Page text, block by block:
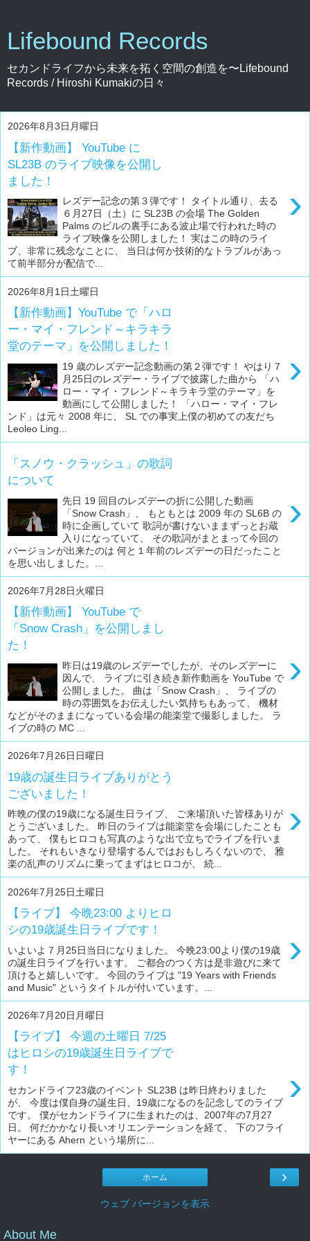
Lifebound Records
セカンドライフから未来を拓く空間の創造を〜Lifebound
Records / Hiroshi Kumakiの日々
2026年8月3日月曜日
【新作動画】 YouTube に
SL23B のライブ映像を公開し
ました！
›
レズデー記念の第３弾です！ タイトル通り、去る
６月27日（土）に SL23B の会場 The Golden
Palms のビルの裏手にある波止場で行われた時の
ライブ映像を公開しました！ 実はこの時のライ
ブ、非常に残念なことに、 当日は何か技術的なトラブルがあっ
て前半部分が配信で...
2026年8月1日土曜日
【新作動画】YouTube で「ハロ
ー・マイ・フレンド～キラキラ
堂のテーマ」を公開しました！
›
19 歳のレズデー記念動画の第２弾です！ やはり７
月25日のレズデー・ライブで披露した曲から 「ハ
ロー・マイ・フレンド～キラキラ堂のテーマ」を
動画にして公開しました！ 「ハロー・マイ・フレ
ンド」は元々 2008 年に、 SL での事実上僕の初めての友だち
Leoleo Ling...
「スノウ・クラッシュ」の歌詞
について
›
先日 19 回目のレズデーの折に公開した動画
「Snow Crash」、 もともとは 2009 年の SL6B の
時に企画していて 歌詞が書けないままずっとお蔵
入りになっていて、 その歌詞がまとまって今回の
バージョンが出来たのは 何と１年前のレズデーの日だったこと
を思い出しました。...
2026年7月28日火曜日
【新作動画】 YouTube で
「Snow Crash」を公開しまし
た！
›
昨日は19歳のレズデーでしたが、そのレズデーに
因んで、 ライブに引き続き新作動画を YouTube で
公開しました。 曲は「Snow Crash」、 ライブの
時の雰囲気をお伝えしたい気持ちもあって、 機材
などがそのままになっている会場の能楽堂で撮影しました。 ラ
イブの時の MC ...
2026年7月26日日曜日
19歳の誕生日ライブありがとう
ございました！
›
昨晩の僕の19歳になる誕生日ライブ、 ご来場頂いた皆様ありが
とうございました。 昨日のライブは能楽堂を会場にしたことも
あって、 僕もヒロコも写真のような出で立ちでライブを行いま
した。 それもいきなり登場するんではおもしろくないので、 雅
楽の乱声のリズムに乗ってまずはヒロコが、 続...
2026年7月25日土曜日
【ライブ】 今晩23:00 よりヒロ
シの19歳誕生日ライブです！
›
いよいよ７月25日当日になりました。 今晩23:00より僕の19歳
の誕生日ライブを行います。 ご都合のつく方は是非遊びに来て
頂けると嬉しいです。 今回のライブは "19 Years with Friends
and Music" というタイトルが付いています。...
2026年7月20日月曜日
【ライブ】 今週の土曜日 7/25
はヒロシの19歳誕生日ライブで
す！
›
セカンドライフ23歳のイベント SL23B は昨日終わりました
が、 今度は僕自身の誕生日、19歳になるのを記念してのライブ
です。 僕がセカンドライフに生まれたのは、2007年の7月27
日。 何だかかなり長いオリエンテーションを経て、 下のフライ
ヤーにある Ahern という場所に...
›
ホーム
ウェブ バージョンを表示
About Me